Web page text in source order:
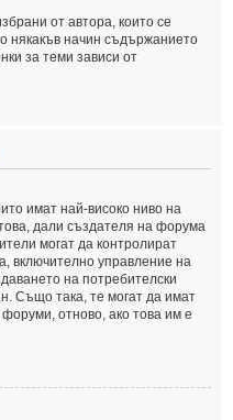
от автора, които се
някакъв начин съдържанието
за теми зависи от
имат най-високо ниво на
дали създателя на форума
могат да контролират
включително управление на
на потребителски
Също така, те могат да имат
отново, ако това им е